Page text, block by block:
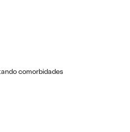
comorbidades